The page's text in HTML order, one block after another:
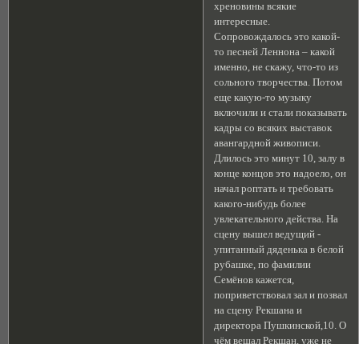
хреновины всякие
интересные.
Сопровождалось это какой-
то песней Леннона – какой
именно, не скажу, что-то из
сольного творчества. Потом
еще какую-то музыку
включили и стали показывать
кадры со всяких выставок
авангардной живописи.
Длилось это минут 10, залу в
конце концов это надоело, он
начал роптать и требовать
какого-нибудь более
увлекательного действа. На
сцену вышел ведущий -
упитанный дяденька в белой
рубашке, по фамилии
Семёнов кажется,
поприветствовал зал и позвал
на сцену Рекшана и
директора Пушкинской,10. О
чём вещал Рекшан, уже не